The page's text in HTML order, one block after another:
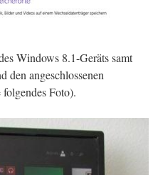
Windows 8.1-Geräts samt
den angeschlossenen
Foto).